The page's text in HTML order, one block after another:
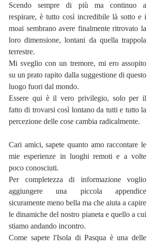
Scendo sempre di più ma continuo a
respirare, è tutto così incredibile là sotto e i
moai sembrano avere finalmente ritrovato la
loro dimensione, lontani da quella trappola
terrestre.
Mi sveglio con un tremore, mi ero assopito
su un prato rapito dalla suggestione di questo
luogo fuori dal mondo.
Essere qui è il vero privilegio, solo per il
fatto di trovarsi così lontano da tutti e tutto la
percezione delle cose cambia radicalmente.
Cari amici, sapete quanto amo raccontare le
mie esperienze in luoghi remoti e a volte
poco conosciuti.
Per completezza di informazione voglio
aggiungere una piccola appendice
sicuramente meno bella ma che aiuta a capire
le dinamiche del nostro pianeta e quello a cui
stiamo andando incontro.
Come sapete l'Isola di Pasqua è una delle